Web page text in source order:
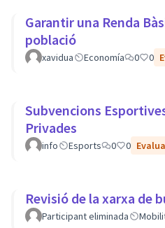
Garantir una Renda
població
xavidua Economía 0 0
Subvencions
Privades
info Esports 0 0
Revisió de la xarxa de
Participant eliminada